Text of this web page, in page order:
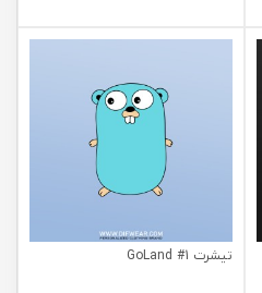
تیشرت GoLand #1